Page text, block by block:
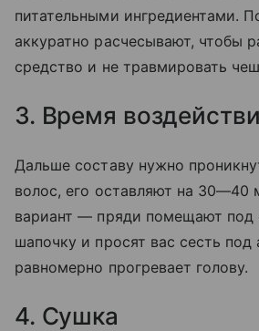
питательными ингредиентами.
аккуратно расчесывают, чтобы
средство и не травмировать
3. Время
Дальше составу нужно
волос, его оставляют на 30—40
вариант — пряди помещают под
шапочку и просят вас сесть под
равномерно прогревает голову.
4. Сушка